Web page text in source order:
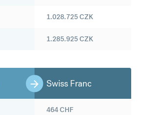
1.028.725CZK
1.285.925CZK
Swiss Franc
464CHF